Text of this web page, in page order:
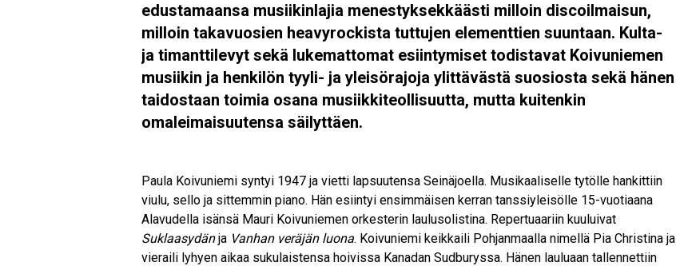
edustamaansa musiikinlajia menestyksekkäästi milloin discoilmaisun,
milloin takavuosien heavyrockista tuttujen elementtien suuntaan. Kulta-
ja timanttilevyt sekä lukemattomat esiintymiset todistavat Koivuniemen
musiikin ja henkilön tyyli- ja yleisörajoja ylittävästä suosiosta sekä hänen
taidostaan toimia osana musiikkiteollisuutta, mutta kuitenkin
omaleimaisuutensa säilyttäen.
Paula Koivuniemi syntyi 1947 ja vietti lapsuutensa Seinäjoella. Musikaaliselle tytölle hankittiin
viulu, sello ja sittemmin piano. Hän esiintyi ensimmäisen kerran tanssiyleisölle 15-vuotiaana
Alavudella isänsä Mauri Koivuniemen orkesterin laulusolistina. Repertuaariin kuuluivat
Suklaasydänja Vanhan veräjän luona. Koivuniemi keikkaili Pohjanmaalla nimellä Pia Christina ja
vieraili lyhyen aikaa sukulaistensa hoivissa Kanadan Sudburyssa. Hänen lauluaan tallennettiin